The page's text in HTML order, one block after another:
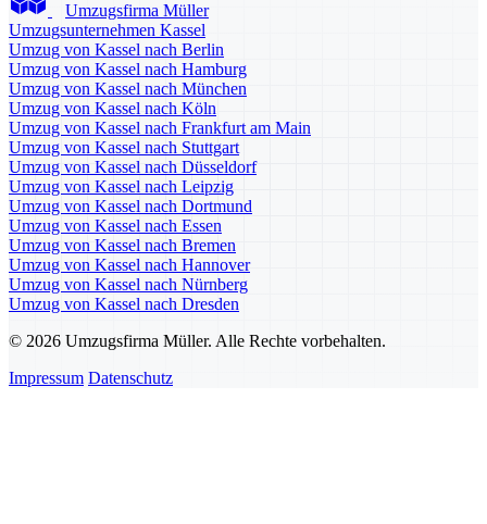
Umzugsfirma Müller
Umzugsunternehmen Kassel
Umzug von Kassel nach Berlin
Umzug von Kassel nach Hamburg
Umzug von Kassel nach München
Umzug von Kassel nach Köln
Umzug von Kassel nach Frankfurt am Main
Umzug von Kassel nach Stuttgart
Umzug von Kassel nach Düsseldorf
Umzug von Kassel nach Leipzig
Umzug von Kassel nach Dortmund
Umzug von Kassel nach Essen
Umzug von Kassel nach Bremen
Umzug von Kassel nach Hannover
Umzug von Kassel nach Nürnberg
Umzug von Kassel nach Dresden
© 2026 Umzugsfirma Müller. Alle Rechte vorbehalten.
Impressum Datenschutz